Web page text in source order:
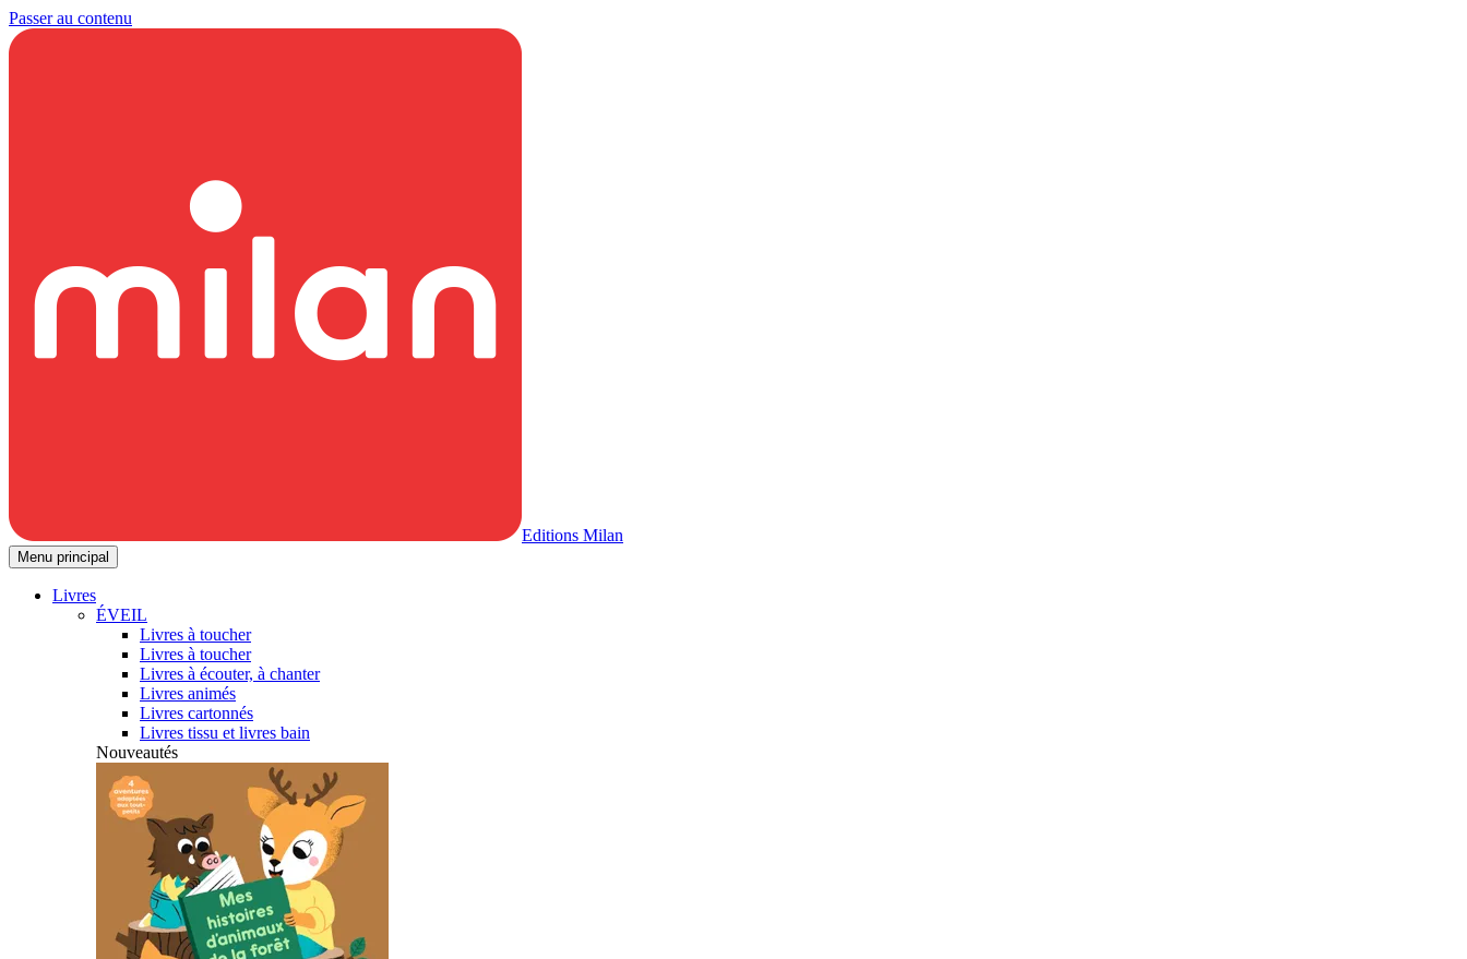
Passer au contenu
Editions Milan
Menu principal
Livres
ÉVEIL
Livres à toucher
Livres à toucher
Livres à écouter, à chanter
Livres animés
Livres cartonnés
Livres tissu et livres bain
Nouveautés